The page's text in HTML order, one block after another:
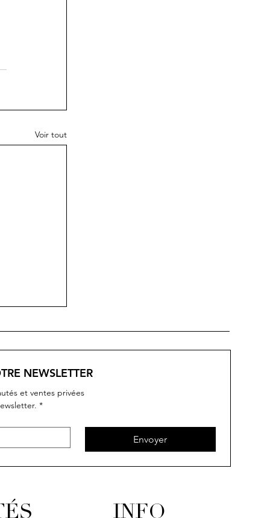
Voir tout
NEWSLETTER
et ventes privées
*
Envoyer
INFO